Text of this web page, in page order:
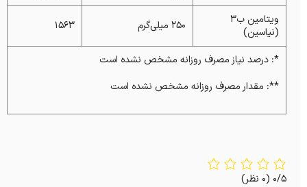
ویتامین ب۳
(نیاسین)
۲۵۰ میلی‌گرم ۱۵۶۳
*: درصد نیاز مصرف روزانه مشخص نشده است
**: مقدار مصرف روزانه مشخص نشده است
0/5 (0 نظر)